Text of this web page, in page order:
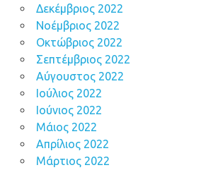
Δεκέμβριος 2022
Νοέμβριος 2022
Οκτώβριος 2022
Σεπτέμβριος 2022
Αύγουστος 2022
Ιούλιος 2022
Ιούνιος 2022
Μάιος 2022
Απρίλιος 2022
Μάρτιος 2022